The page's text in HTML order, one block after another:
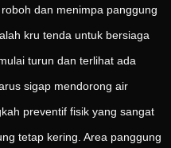
dan menimpa panggung
kru tenda untuk bersiaga
turun dan terlihat ada
sigap mendorong air
preventif fisik yang sangat
tetap kering. Area panggung